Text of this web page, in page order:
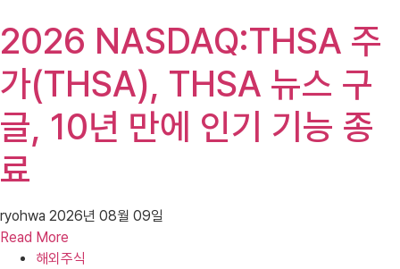
2026 NASDAQ:THSA 주
가(THSA), THSA 뉴스 구
글, 10년 만에 인기 기능 종
료
ryohwa 2026년 08월 09일
Read More
해외주식